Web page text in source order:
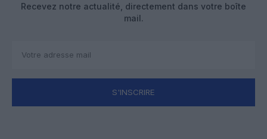
Recevez notre actualité, directement dans votre boîte
mail.
S'INSCRIRE